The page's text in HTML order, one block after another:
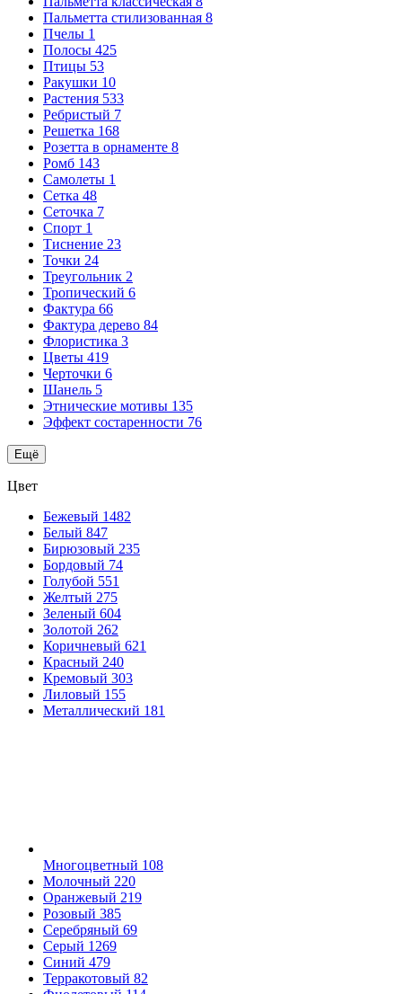
Пальметта стилизованная 8
Пчелы 1
Полосы 425
Птицы 53
Ракушки 10
Растения 533
Ребристый 7
Решетка 168
Розетта в орнаменте 8
Ромб 143
Самолеты 1
Сетка 48
Сеточка 7
Спорт 1
Тиснение 23
Точки 24
Треугольник 2
Тропический 6
Фактура 66
Фактура дерево 84
Флористика 3
Цветы 419
Черточки 6
Шанель 5
Этнические мотивы 135
Эффект состаренности 76
Ещё
Цвет
Бежевый 1482
Белый 847
Бирюзовый 235
Бордовый 74
Голубой 551
Желтый 275
Зеленый 604
Золотой 262
Коричневый 621
Красный 240
Кремовый 303
Лиловый 155
Металлический 181
Многоцветный 108
Молочный 220
Оранжевый 219
Розовый 385
Серебряный 69
Серый 1269
Синий 479
Терракотовый 82